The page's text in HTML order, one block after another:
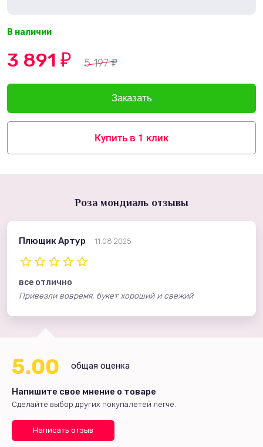
В наличии
3 891 ₽ 5 197₽
Купить в 1 клик
Роза мондиаль отзывы
Плющик Артур 11.08.2025
все отлично
Привезли вовремя, букет хороший и свежий
Напишите свое мнение о товаре
Сделайте выбор других покупалетей легче.
Написать отзыв
5.00 общая оценка